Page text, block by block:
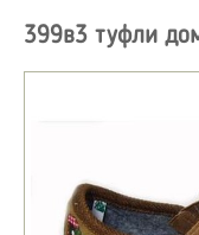
399в3 туфли